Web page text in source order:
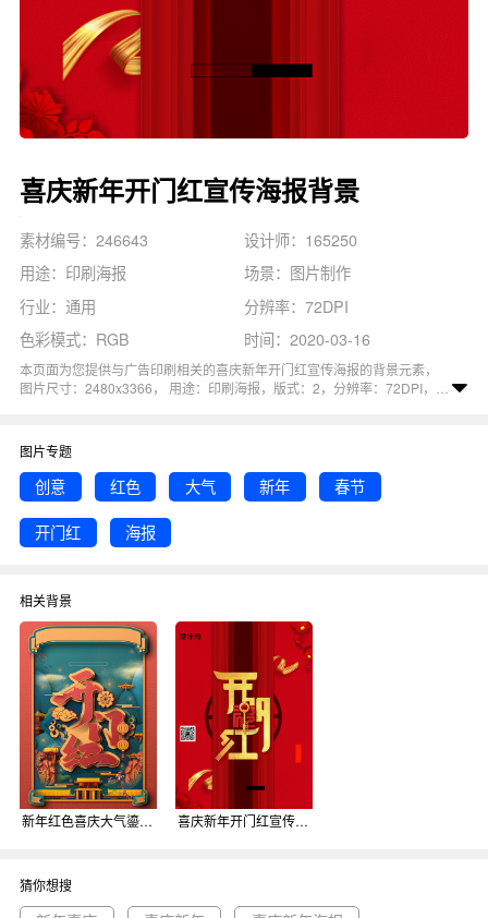
喜庆新年开门红宣传海报背景
素材编号：246643
设计师：165250
用途：印刷海报
场景：图片制作
行业：通用
分辨率：72DPI
色彩模式：RGB
时间：2020-03-16
本页面为您提供与广告印刷相关的喜庆新年开门红宣传海报的背景元素，
图片尺寸：2480x3366， 用途：印刷海报，版式：2，分辨率：72DPI，色
快点击编辑吧！
图片专题
创意 红色 大气 新年 春节
开门红 海报
相关背景
新年红色喜庆大气鎏金开门红宣传海报背景 喜庆新年开门红宣传海报背景
猜你想搜